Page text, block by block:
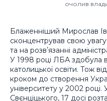
очолив
Блаженніший Мирослав
сконцентрував свою
та на розвʼязанні
У 1998 році ЛБА здобула
католицької освіти. Тож
кроком до створення
університету у 2002 році.
Свєнціцького, 17 досі